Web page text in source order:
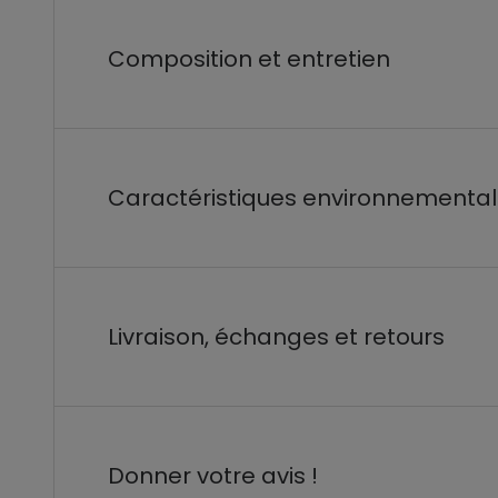
Composition et entretien
Caractéristiques
Livraison, échanges et retours
Donner votre avis !